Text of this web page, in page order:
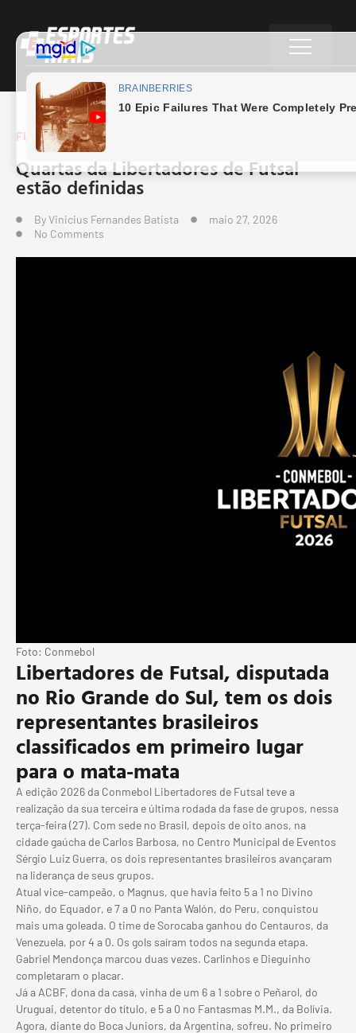
FUTSAL
Quartas da Libertadores de Futsal
estão definidas
ByVinicius Fernandes Batista
maio 27, 2026
No Comments
Foto: Conmebol
Libertadores de Futsal, disputada
no Rio Grande do Sul, tem os dois
representantes brasileiros
classificados em primeiro lugar
para o mata-mata
A edição 2026 da Conmebol Libertadores de Futsal teve a
realização da sua terceira e última rodada da fase de grupos, nessa
terça-feira (27). Com sede no Brasil, depois de oito anos, na
cidade gaúcha de Carlos Barbosa, no Centro Municipal de Eventos
Sérgio Luiz Guerra, os dois representantes brasileiros avançaram
na liderança de seus grupos.
Atual vice-campeão, o Magnus, que havia feito 5 a 1 no Divino
Niño, do Equador, e 7 a 0 no Panta Walón, do Peru, conquistou
mais uma goleada. O time de Sorocaba ganhou do Centauros, da
Venezuela, por 4 a 0. Os gols saíram todos na segunda etapa.
Gabriel Mendonça marcou duas vezes. Carlinhos e Dieguinho
completaram o placar.
Já a ACBF, dona da casa, vinha de um 6 a 1 sobre o Peñarol, do
Uruguai, detentor do título, e 5 a 0 no Fantasmas M.M., da Bolívia.
Agora, diante do Boca Juniors, da Argentina, sofreu. No primeiro